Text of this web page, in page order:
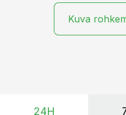
taimekaitse ja väetamine
saagi kättesaamine ja
lühikese ajavahemiku
Kuva
24H